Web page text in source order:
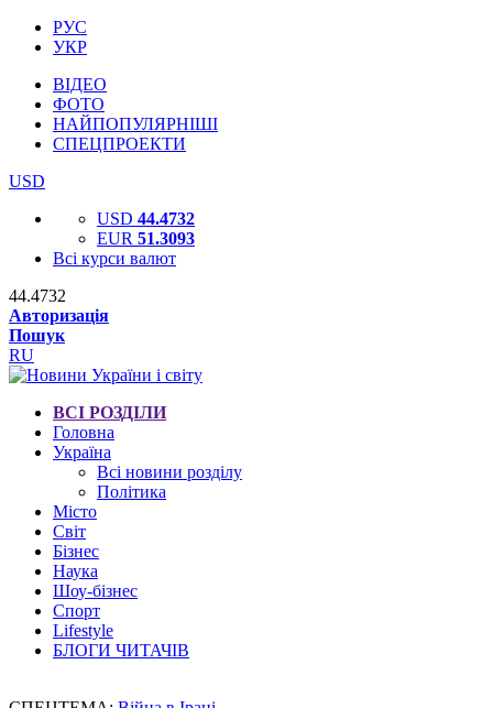
РУС
УКР
ВІДЕО
ФОТО
НАЙПОПУЛЯРНІШІ
СПЕЦПРОЕКТИ
USD
USD 44.4732
EUR 51.3093
Всі курси валют
44.4732
Авторизація
Пошук
RU
ВСІ РОЗДІЛИ
Головна
Україна
Всі новини розділу
Політика
Місто
Світ
Бізнес
Наука
Шоу-бізнес
Спорт
Lifestyle
БЛОГИ ЧИТАЧІВ